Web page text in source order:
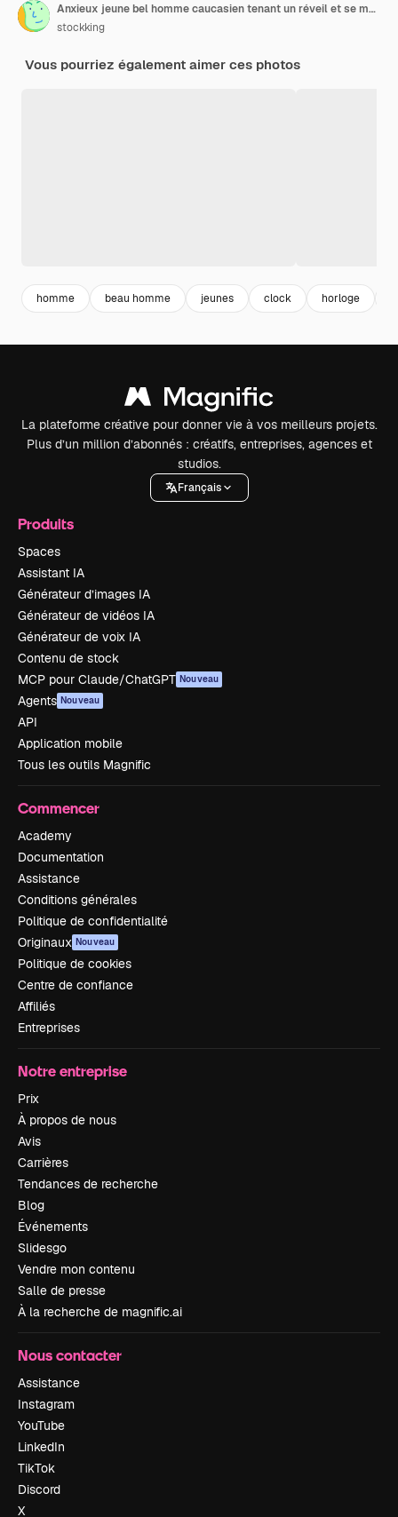
Anxieux jeune bel homme caucasien tenant un réveil et se mordant les doigts isolés sur blanc avec espace copie
stockking
Vous pourriez également aimer ces photos
homme beau homme jeunes clock horloge
La plateforme créative pour donner vie à vos meilleurs projets.
Plus d’un million d’abonnés : créatifs, entreprises, agences et
studios.
Français
Produits
Spaces
Assistant IA
Générateur d’images IA
Générateur de vidéos IA
Générateur de voix IA
Contenu de stock
MCP pour Claude/ChatGPT Nouveau
Agents Nouveau
API
Application mobile
Tous les outils Magnific
Commencer
Academy
Documentation
Assistance
Conditions générales
Politique de confidentialité
Originaux Nouveau
Politique de cookies
Centre de confiance
Affiliés
Entreprises
Notre entreprise
Prix
À propos de nous
Avis
Carrières
Tendances de recherche
Blog
Événements
Slidesgo
Vendre mon contenu
Salle de presse
À la recherche de magnific.ai
Nous contacter
Assistance
Instagram
YouTube
LinkedIn
TikTok
Discord
X